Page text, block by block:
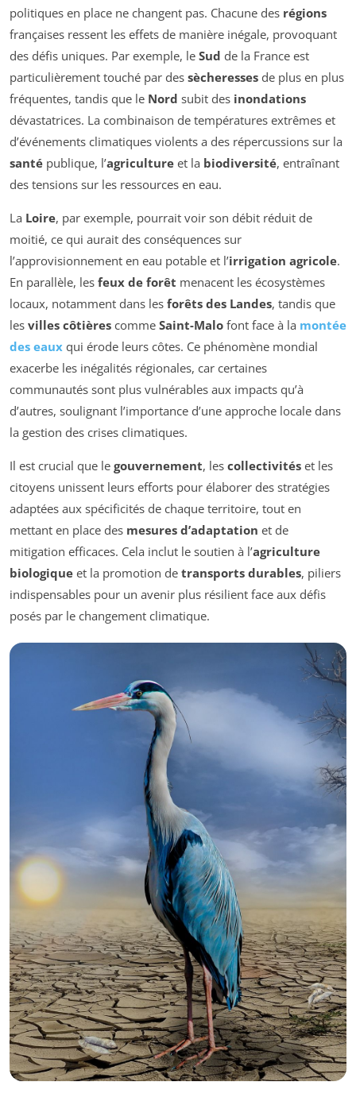
politiques en place ne changent pas. Chacune des régions
françaises ressent les effets de manière inégale, provoquant
des défis uniques. Par exemple, le Sud de la France est
particulièrement touché par des sècheresses de plus en plus
fréquentes, tandis que le Nord subit des inondations
dévastatrices. La combinaison de températures extrêmes et
d’événements climatiques violents a des répercussions sur la
santé publique, l’agriculture et la biodiversité, entraînant
des tensions sur les ressources en eau.
La Loire, par exemple, pourrait voir son débit réduit de
moitié, ce qui aurait des conséquences sur
l’approvisionnement en eau potable et l’irrigation agricole.
En parallèle, les feux de forêt menacent les écosystèmes
locaux, notamment dans les forêts des Landes, tandis que
les villes côtières comme Saint-Malo font face à la montée
des eaux qui érode leurs côtes. Ce phénomène mondial
exacerbe les inégalités régionales, car certaines
communautés sont plus vulnérables aux impacts qu’à
d’autres, soulignant l’importance d’une approche locale dans
la gestion des crises climatiques.
Il est crucial que le gouvernement, les collectivités et les
citoyens unissent leurs efforts pour élaborer des stratégies
adaptées aux spécificités de chaque territoire, tout en
mettant en place des mesures d’adaptation et de
mitigation efficaces. Cela inclut le soutien à l’agriculture
biologique et la promotion de transports durables, piliers
indispensables pour un avenir plus résilient face aux défis
posés par le changement climatique.